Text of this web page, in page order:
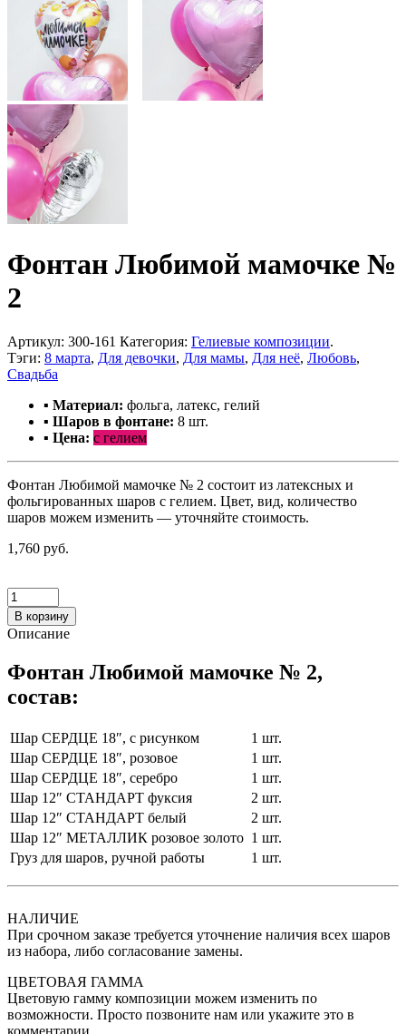
Фонтан Любимой мамочке №
2
Артикул: 300-161 Категория: Гелиевые композиции.
Тэги: 8 марта, Для девочки, Для мамы, Для неё, Любовь,
Свадьба
▪ Материал: фольга, латекс, гелий
▪ Шаров в фонтане: 8 шт.
▪ Цена: с гелием
Фонтан Любимой мамочке № 2 состоит из латексных и
фольгированных шаров с гелием. Цвет, вид, количество
шаров можем изменить — уточняйте стоимость.
1,760 руб.
В корзину
Описание
Фонтан Любимой мамочке № 2,
состав:
Шар СЕРДЦЕ 18″, с рисунком
1 шт.
Шар СЕРДЦЕ 18″, розовое
1 шт.
Шар СЕРДЦЕ 18″, серебро
1 шт.
Шар 12″ СТАНДАРТ фуксия
2 шт.
Шар 12″ СТАНДАРТ белый
2 шт.
Шар 12″ МЕТАЛЛИК розовое золото 1 шт.
Груз для шаров, ручной работы
1 шт.
НАЛИЧИЕ
При срочном заказе требуется уточнение наличия всех шаров
из набора, либо согласование замены.
ЦВЕТОВАЯ ГАММА
Цветовую гамму композиции можем изменить по
возможности. Просто позвоните нам или укажите это в
комментарии.